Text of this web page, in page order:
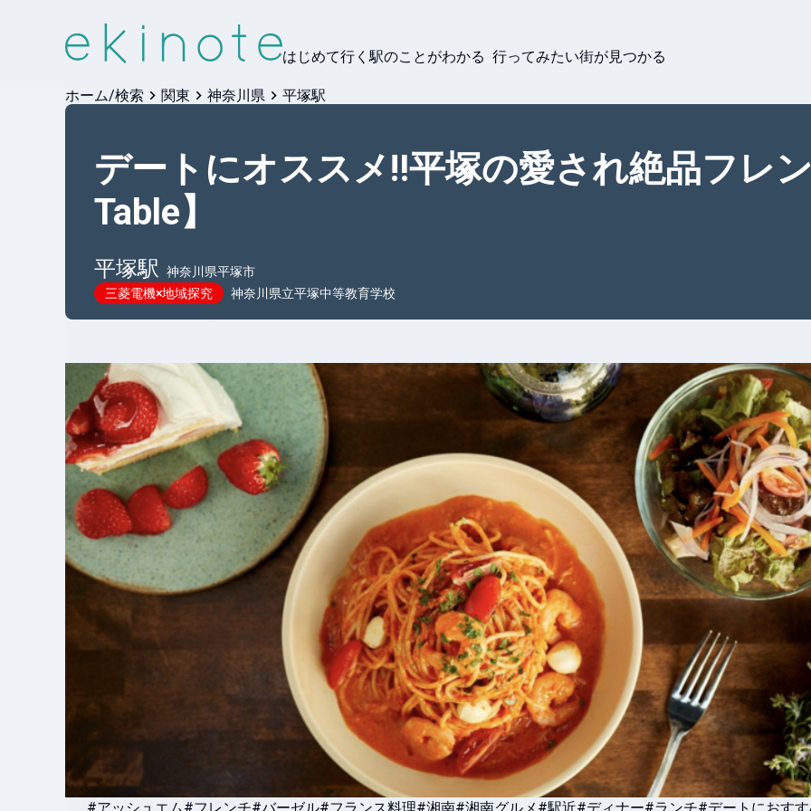
はじめて行く駅のことがわかる 行ってみたい街が見つかる
ホーム/検索 関東 神奈川県 平塚駅
デートにオススメ‼️平塚の愛され絶品フ
Table】
平塚駅
神奈川県平塚市
三菱電機×地域探究
神奈川県立平塚中等教育学校